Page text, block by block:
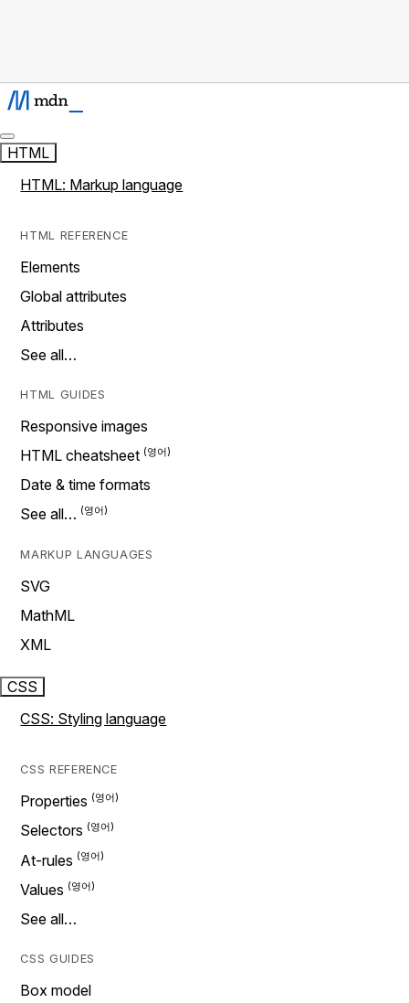
HTML
HTML: Markup language
HTML REFERENCE
Elements
Global attributes
Attributes
See all…
HTML GUIDES
Responsive images
HTML cheatsheet
Date & time formats
See all…
MARKUP LANGUAGES
SVG
MathML
XML
CSS
CSS: Styling language
CSS REFERENCE
Properties
Selectors
At-rules
Values
See all…
CSS GUIDES
Box model